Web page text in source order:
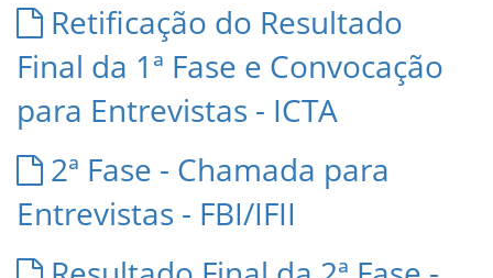
Retificação do Resultado
Final da 1ª Fase e Convocação
para Entrevistas - ICTA
2ª Fase - Chamada para
Entrevistas - FBI/IFII